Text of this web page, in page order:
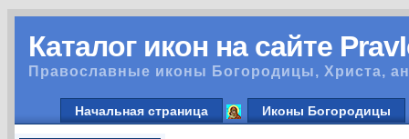
Каталог икон на сайте
Православные иконы Богородицы, Христа,
Начальная страница Иконы Богородицы